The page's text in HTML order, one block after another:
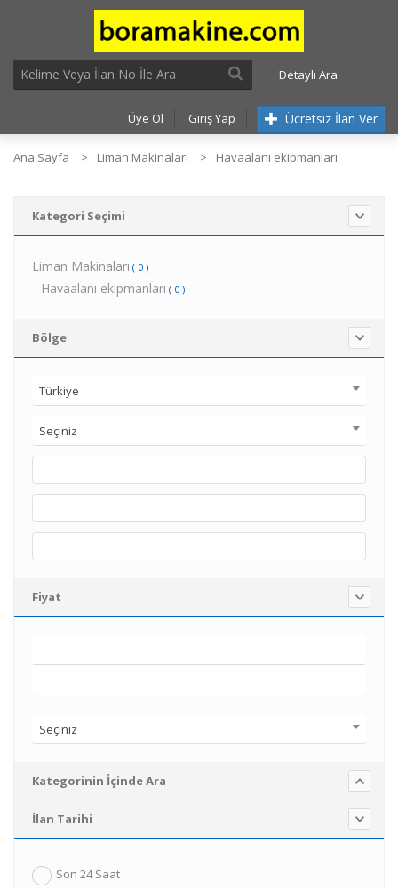
Detaylı Ara
Üye Ol Giriş Yap Ücretsiz İlan Ver
Ana Sayfa Liman Makinaları Havaalanı ekipmanları
Kategori Seçimi
Liman Makinaları ( 0 )
Havaalanı ekipmanları ( 0 )
Bölge
Türkiye
Seçiniz
Fiyat
Seçiniz
Kategorinin İçinde Ara
İlan Tarihi
Son 24 Saat